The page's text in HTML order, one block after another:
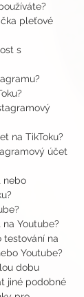
pleťové
s
na TikToku?
účet
nebo
Youtube?
testování na
Youtube?
dobu
jiné podobné